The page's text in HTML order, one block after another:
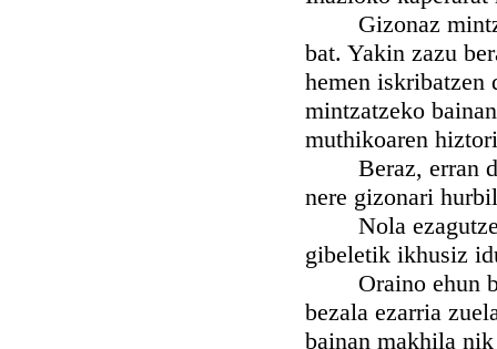
Gizonaz
bat. Yakin zazu
hemen iskribatzen
mintzatzeko
muthikoaren
Beraz, erran
nere gizonari
Nola ezagutzen
gibeletik ikhusiz
Oraino ehun
bezala ezarria
bainan makhila